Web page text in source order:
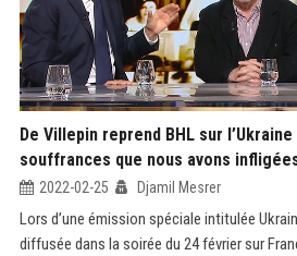
De Villepin reprend BHL sur
souffrances que nous avons
2022-02-25 Djamil Mesrer
Lors d’une émission spéciale intitulée
diffusée dans la soirée du 24 février sur